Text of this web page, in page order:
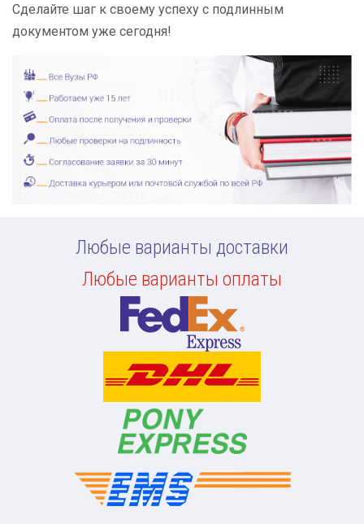
Сделайте шаг к своему успеху с подлинным
документом уже сегодня!
Любые варианты доставки
Любые варианты оплаты